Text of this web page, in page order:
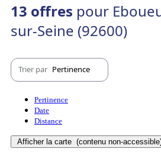
13 offres pour
sur-Seine (92600)
Trier par Pertinence
Pertinence
Date
Distance
Afficher la carte (contenu non-